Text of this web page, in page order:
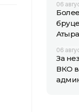
06
06
За
ВКО